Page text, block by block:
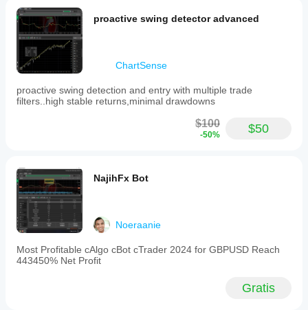
proactive swing detector advanced
ChartSense
proactive swing detection and entry with multiple trade
filters..high stable returns,minimal drawdowns
$100
-50% $50
NajihFx Bot
Noeraanie
Most Profitable cAlgo cBot cTrader 2024 for GBPUSD Reach
443450% Net Profit
Gratis